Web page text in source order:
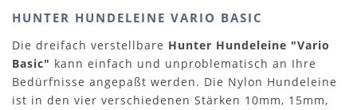
HUNTER HUNDELEINE VARIO BASIC
Die dreifach verstellbare Hunter Hundeleine "Vario
Basic" kann einfach und unproblematisch an Ihre
Bedürfnisse angepaßt werden. Die Nylon Hundeleine
ist in den vier verschiedenen Stärken 10mm, 15mm,